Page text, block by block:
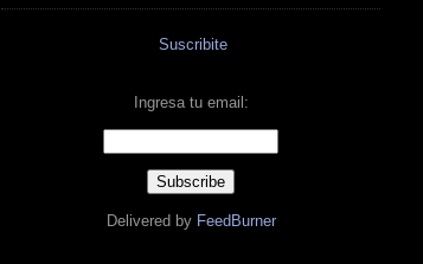
Suscribite
Ingresa tu email:
Delivered by FeedBurner